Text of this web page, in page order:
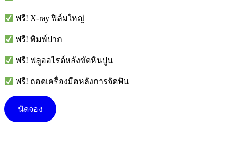
ฟรี! X-ray ฟิล์มใหญ่
ฟรี! พิมพ์ปาก
ฟรี! ฟลูออไรด์หลังขัดหินปูน
ฟรี! ถอดเครื่องมือหลังการจัดฟัน
นัดจอง